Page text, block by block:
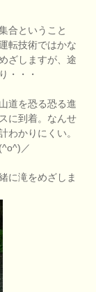
合ということ
転技術ではかな
ざしますが、途
・・・
道を恐る恐る進
に到着。なんせ
わかりにくい。
／
に滝をめざしま